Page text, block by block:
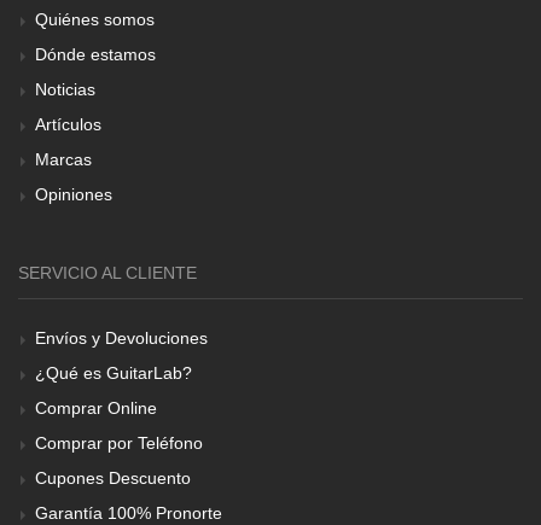
Quiénes somos
Dónde estamos
Noticias
Artículos
Marcas
Opiniones
SERVICIO AL CLIENTE
Envíos y Devoluciones
¿Qué es GuitarLab?
Comprar Online
Comprar por Teléfono
Cupones Descuento
Garantía 100% Pronorte